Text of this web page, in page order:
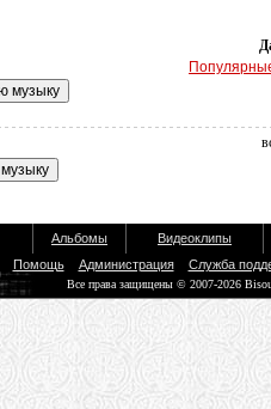
Альбомы
Видеоклипы
Помощь Администрация Служба
Все права защищены © 2007-2026